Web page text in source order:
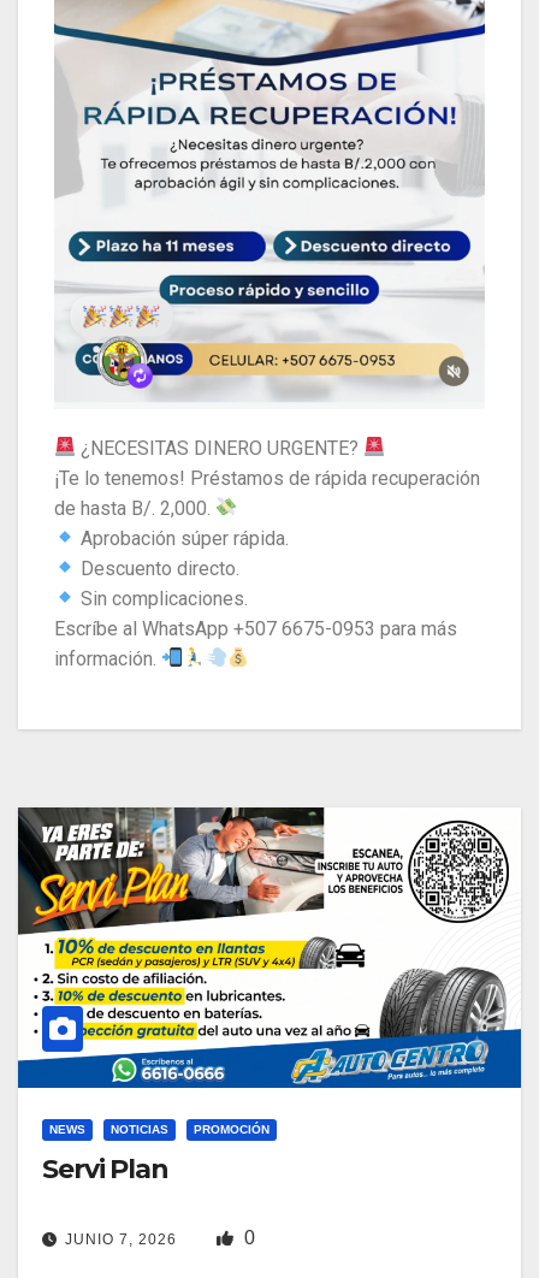
¿NECESITAS DINERO URGENTE?
​¡Te lo tenemos! Préstamos de rápida recuperación
de hasta B/. 2,000.
Aprobación súper rápida.
Descuento directo.
Sin complicaciones.
​Escríbe al WhatsApp +507 6675-0953 para más
información.
NEWS NOTICIAS PROMOCIÓN
Servi Plan
JUNIO 7, 2026 0